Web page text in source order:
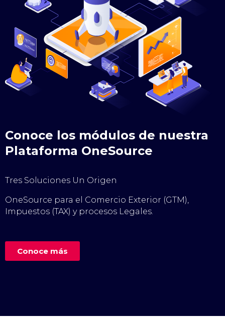
Conoce los módulos de nuestra
Plataforma OneSource
Tres Soluciones Un Origen
OneSource para el Comercio Exterior (GTM),
Impuestos (TAX) y procesos Legales.
Conoce más